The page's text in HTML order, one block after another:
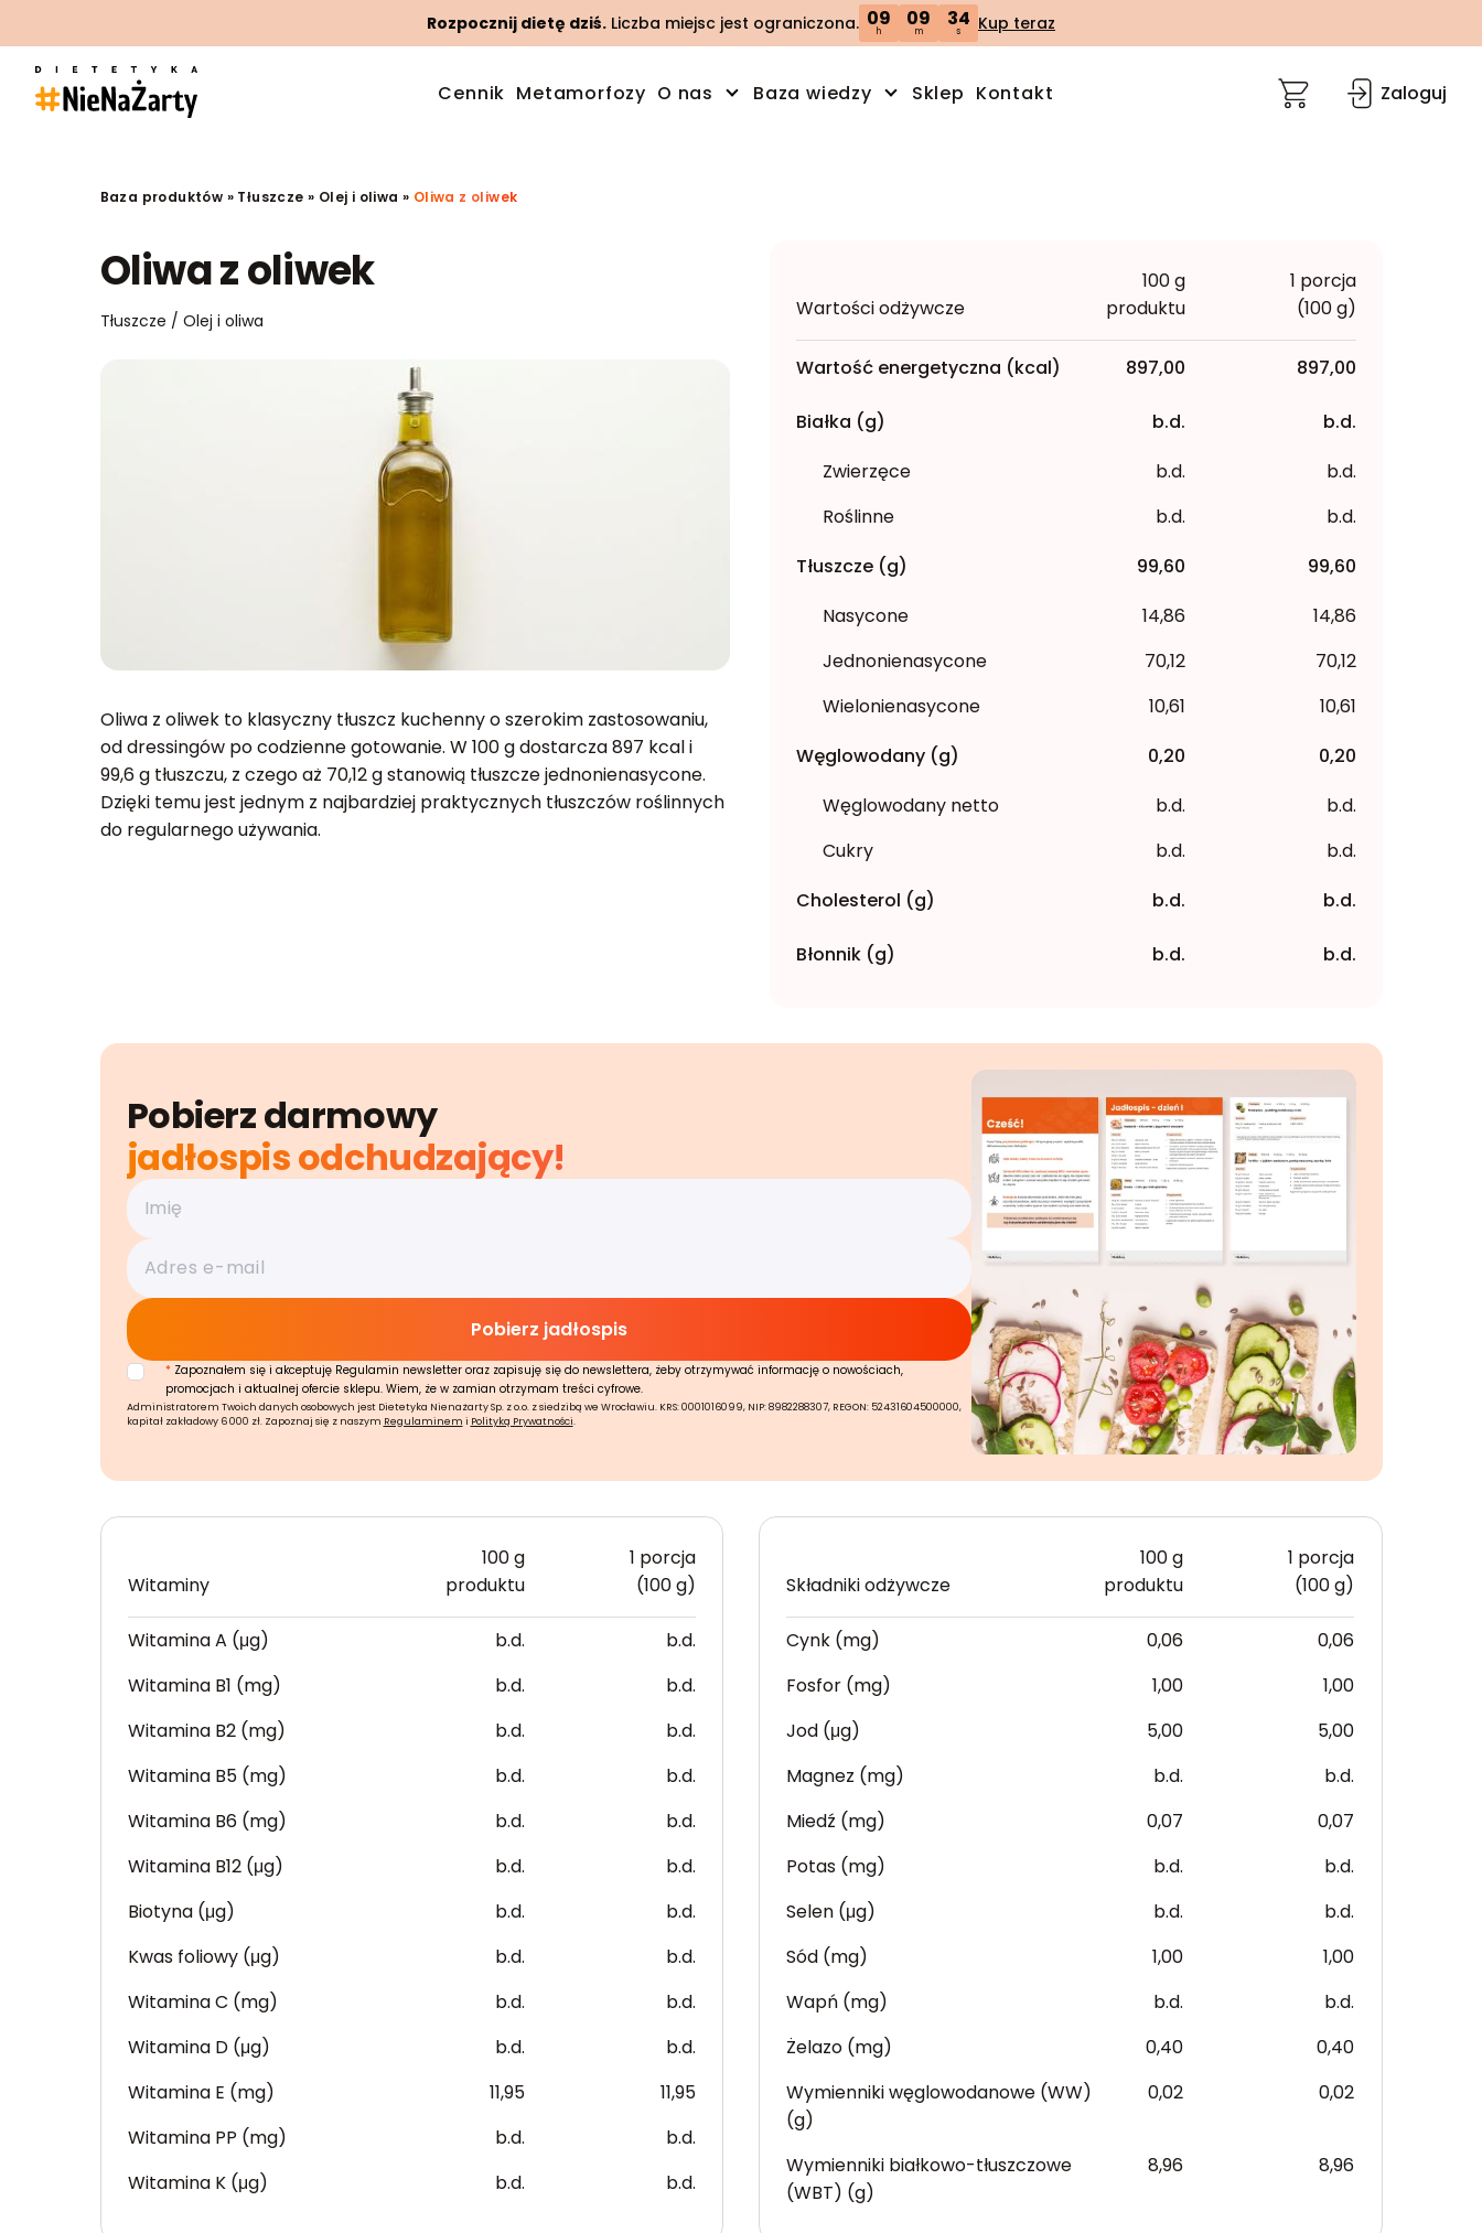
Rozpocznij dietę dziś. Liczba miejsc jest ograniczona. 09
h
09
m
34
s Kup teraz
Cennik Metamorfozy O nas Baza wiedzy Sklep Kontakt Zaloguj
Baza produktów » Tłuszcze » Olej i oliwa » Oliwa z oliwek
Oliwa z oliwek
Tłuszcze / Olej i oliwa
Oliwa z oliwek to klasyczny tłuszcz kuchenny o szerokim zastosowaniu,
od dressingów po codzienne gotowanie. W 100 g dostarcza 897 kcal i
99,6 g tłuszczu, z czego aż 70,12 g stanowią tłuszcze jednonienasycone.
Dzięki temu jest jednym z najbardziej praktycznych tłuszczów roślinnych
do regularnego używania.
Wartości odżywcze
100 g
produktu
1 porcja
(100 g)
Wartość energetyczna (kcal) 897,00 897,00
Białka (g) b.d.
b.d.
Zwierzęce
b.d.
b.d.
Roślinne
b.d.
b.d.
Tłuszcze (g)
99,60
99,60
Nasycone
14,86
14,86
Jednonienasycone
70,12
70,12
Wielonienasycone
10,61
10,61
Węglowodany (g)
0,20
0,20
Węglowodany netto
b.d.
b.d.
Cukry
b.d.
b.d.
Cholesterol (g)
b.d. b.d.
Błonnik (g) b.d. b.d.
Pobierz darmowy
jadłospis odchudzający!
* Zapoznałem się i akceptuję Regulamin newsletter oraz zapisuję się do newslettera, żeby otrzymywać informację o nowościach,
promocjach i aktualnej ofercie sklepu. Wiem, że w zamian otrzymam treści cyfrowe.
Administratorem Twoich danych osobowych jest Dietetyka Nienażarty Sp. z o.o. z siedzibą we Wrocławiu. KRS: 0001016099, NIP: 8982288307, REGON: 52431604500000,
kapitał zakładowy 6 000 zł. Zapoznaj się z naszym Regulaminem i Polityką Prywatności.
Witaminy
100 g
produktu
1 porcja
(100 g)
Witamina A (μg) b.d.
b.d.
Witamina B1 (mg)
b.d.
b.d.
Witamina B2 (mg)
b.d.
b.d.
Witamina B5 (mg)
b.d.
b.d.
Witamina B6 (mg)
b.d.
b.d.
Witamina B12 (μg)
b.d.
b.d.
Biotyna (μg)
b.d.
b.d.
Kwas foliowy (μg)
b.d.
b.d.
Witamina C (mg)
b.d.
b.d.
Witamina D (μg)
b.d.
b.d.
Witamina E (mg)
11,95
11,95
Witamina PP (mg)
b.d.
b.d.
Witamina K (μg)
b.d. b.d.
Składniki odżywcze
100 g
produktu
1 porcja
(100 g)
Cynk (mg) 0,06
0,06
Fosfor (mg)
1,00
1,00
Jod (μg)
5,00
5,00
Magnez (mg)
b.d.
b.d.
Miedź (mg)
0,07
0,07
Potas (mg)
b.d.
b.d.
Selen (μg)
b.d.
b.d.
Sód (mg)
1,00
1,00
Wapń (mg)
b.d.
b.d.
Żelazo (mg)
0,40
0,40
Wymienniki węglowodanowe (WW)
(g)
0,02 0,02
Wymienniki białkowo-tłuszczowe
(WBT) (g)
8,96 8,96